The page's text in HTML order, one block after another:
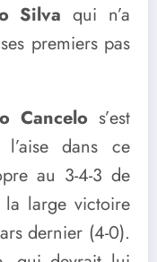
Silva qui n’a
premiers pas
Cancelo s’est
dans ce
au 3-4-3 de
large victoire
dernier (4-0).